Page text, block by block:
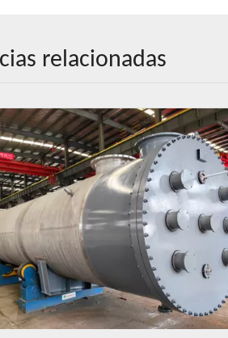
relacionadas